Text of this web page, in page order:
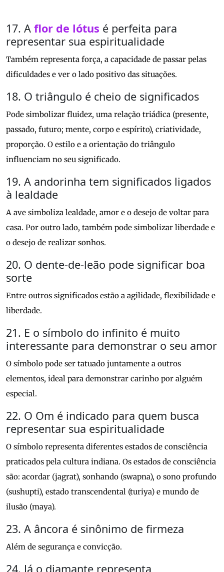
17. A flor de lótus é perfeita para
representar sua espiritualidade
Também representa força, a capacidade de passar pelas
dificuldades e ver o lado positivo das situações.
18. O triângulo é cheio de significados
Pode simbolizar fluidez, uma relação triádica (presente,
passado, futuro; mente, corpo e espírito), criatividade,
proporção. O estilo e a orientação do triângulo
influenciam no seu significado.
19. A andorinha tem significados ligados
à lealdade
A ave simboliza lealdade, amor e o desejo de voltar para
casa. Por outro lado, também pode simbolizar liberdade e
o desejo de realizar sonhos.
20. O dente-de-leão pode significar boa
sorte
Entre outros significados estão a agilidade, flexibilidade e
liberdade.
21. E o símbolo do infinito é muito
interessante para demonstrar o seu amor
O símbolo pode ser tatuado juntamente a outros
elementos, ideal para demonstrar carinho por alguém
especial.
22. O Om é indicado para quem busca
representar sua espiritualidade
O símbolo representa diferentes estados de consciência
praticados pela cultura indiana. Os estados de consciência
são: acordar (jagrat), sonhando (swapna), o sono profundo
(sushupti), estado transcendental (turiya) e mundo de
ilusão (maya).
23. A âncora é sinônimo de firmeza
Além de segurança e convicção.
24. Já o diamante representa